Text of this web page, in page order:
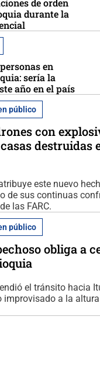
de orden
durante la
en
sería la
año en el país
público
con
destruidas
este nuevo
de sus continuas
las FARC.
público
obliga a
el tránsito hacia
improvisado a la